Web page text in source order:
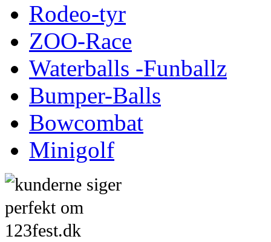
Rodeo-tyr
ZOO-Race
Waterballs -Funballz
Bumper-Balls
Bowcombat
Minigolf